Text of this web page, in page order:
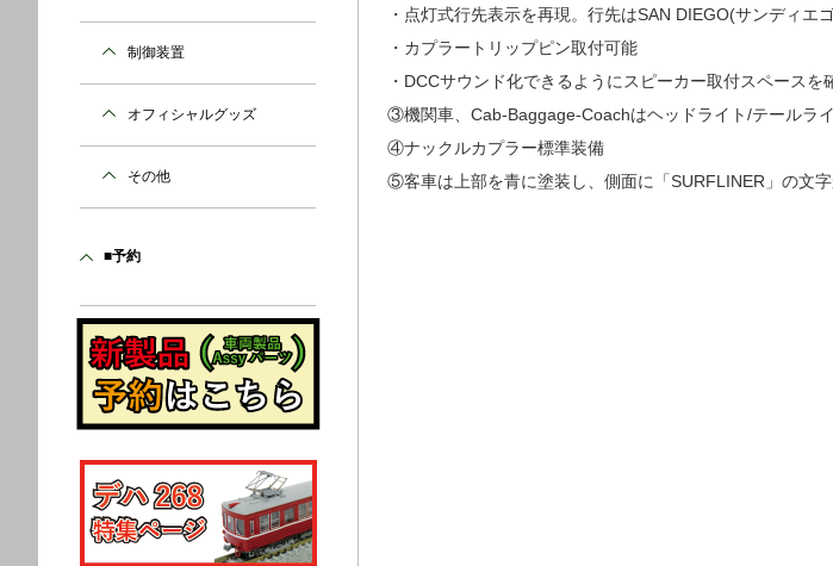
・点灯式行先表示を再現。行先はSAN DIEGO(サンディエ
・カプラートリップピン取付可能
・DCCサウンド化できるようにスピーカー取付スペースを
③機関車、Cab-Baggage-Coachはヘッドライト/テールラ
④ナックルカプラー標準装備
⑤客車は上部を青に塗装し、側面に「SURFLINER」の文
制御装置
オフィシャルグッズ
その他
■予約